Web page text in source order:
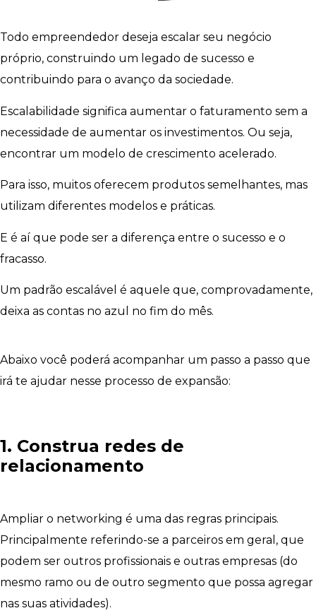
Todo empreendedor deseja escalar seu negócio
próprio, construindo um legado de sucesso e
contribuindo para o avanço da sociedade.
Escalabilidade significa aumentar o faturamento sem a
necessidade de aumentar os investimentos. Ou seja,
encontrar um modelo de crescimento acelerado.
Para isso, muitos oferecem produtos semelhantes, mas
utilizam diferentes modelos e práticas.
E é aí que pode ser a diferença entre o sucesso e o
fracasso.
Um padrão escalável é aquele que, comprovadamente,
deixa as contas no azul no fim do mês.
Abaixo você poderá acompanhar um passo a passo que
irá te ajudar nesse processo de expansão:
1. Construa redes de
relacionamento
Ampliar o networking é uma das regras principais.
Principalmente referindo-se a parceiros em geral, que
podem ser outros profissionais e outras empresas (do
mesmo ramo ou de outro segmento que possa agregar
nas suas atividades).